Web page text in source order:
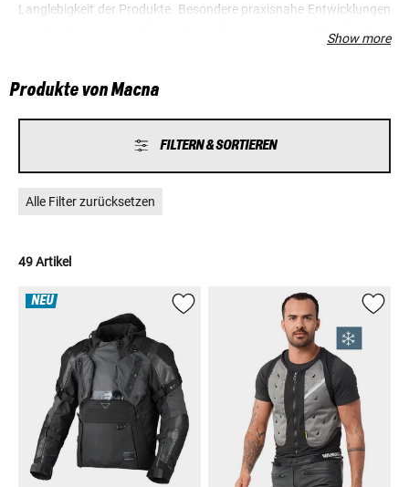
Langlebigkeit der Produkte. Besondere praxisnahe Entwicklungen
Protektoren und nicht zu vergessen die patentierte Confold-
bequem auf dem Rücken getragen werden können, gehen auf das
Bekleidung, Motorradstiefeln, Handschuhen, weiterer Ausrüstung
bis hin zum Gepäck bietet Macna passende Lösungen für Touren-,
Show more
Produkte von Macna
FILTERN & SORTIEREN
Alle Filter zurücksetzen
49 Artikel
NEU